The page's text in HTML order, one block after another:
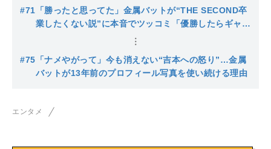
嵐⁉
#71 「勝ったと思ってた」金属バットが“THE SECOND卒
業したくない説”に本音でツッコミ「優勝したらギャラ
もっと一気に上がんねん！」
#75 「ナメやがって」今も消えない“吉本への怒り”…金属
バットが13年前のプロフィール写真を使い続ける理由
エンタメ